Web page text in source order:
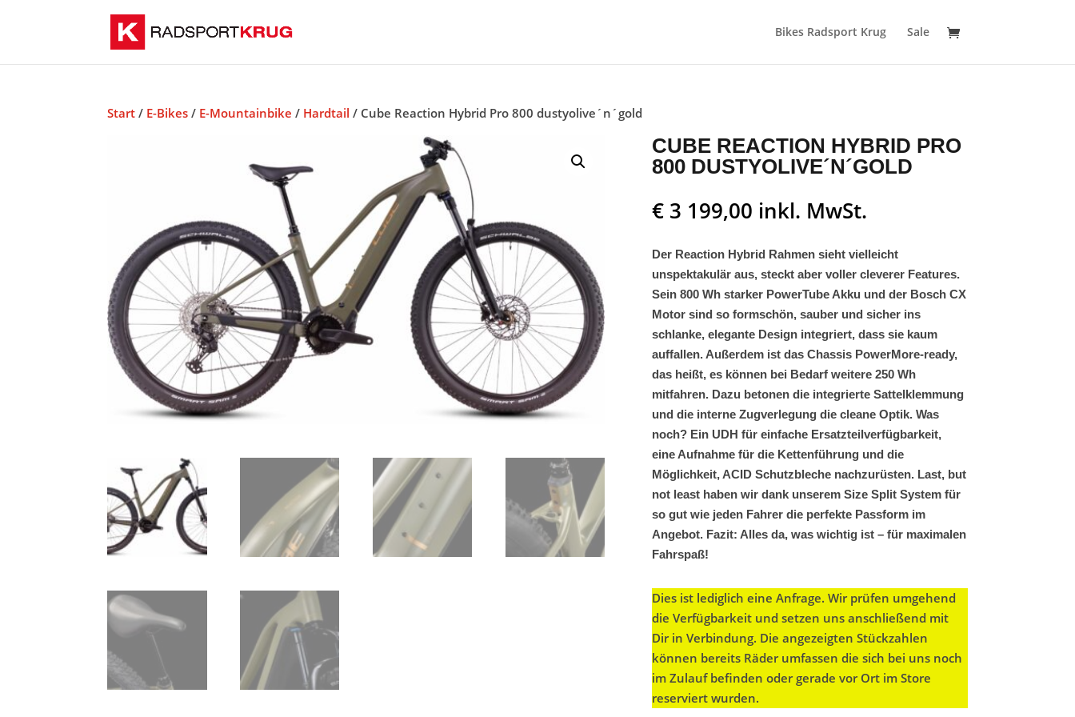
Bikes Radsport Krug Sale
Start / E-Bikes / E-Mountainbike / Hardtail / Cube Reaction Hybrid Pro 800 dustyolive´n´gold
CUBE REACTION HYBRID PRO
800 DUSTYOLIVE´N´GOLD
€3 199,00 inkl. MwSt.
Der Reaction Hybrid Rahmen sieht vielleicht
unspektakulär aus, steckt aber voller cleverer Features.
Sein 800 Wh starker PowerTube Akku und der Bosch CX
Motor sind so formschön, sauber und sicher ins
schlanke, elegante Design integriert, dass sie kaum
auffallen. Außerdem ist das Chassis PowerMore-ready,
das heißt, es können bei Bedarf weitere 250 Wh
mitfahren. Dazu betonen die integrierte Sattelklemmung
und die interne Zugverlegung die cleane Optik. Was
noch? Ein UDH für einfache Ersatzteilverfügbarkeit,
eine Aufnahme für die Kettenführung und die
Möglichkeit, ACID Schutzbleche nachzurüsten. Last, but
not least haben wir dank unserem Size Split System für
so gut wie jeden Fahrer die perfekte Passform im
Angebot. Fazit: Alles da, was wichtig ist – für maximalen
Fahrspaß!
Dies ist lediglich eine Anfrage. Wir prüfen umgehend
die Verfügbarkeit und setzen uns anschließend mit
Dir in Verbindung. Die angezeigten Stückzahlen
können bereits Räder umfassen die sich bei uns noch
im Zulauf befinden oder gerade vor Ort im Store
reserviert wurden.